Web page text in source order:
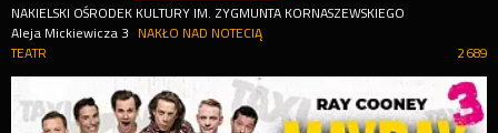
NAKIELSKI OŚRODEK KULTURY IM. ZYGMUNTA KORNASZEWSKIEGO
Aleja Mickiewicza 3
NAKŁO NAD NOTECIĄ
2 689
TEATR